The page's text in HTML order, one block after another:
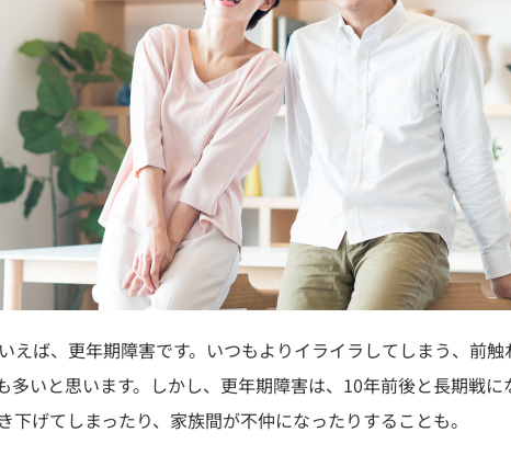
えば、更年期障害です。いつもよりイライラしてしまう、前
いと思います。しかし、更年期障害は、10年前後と長期戦
げてしまったり、家族間が不仲になったりすることも。